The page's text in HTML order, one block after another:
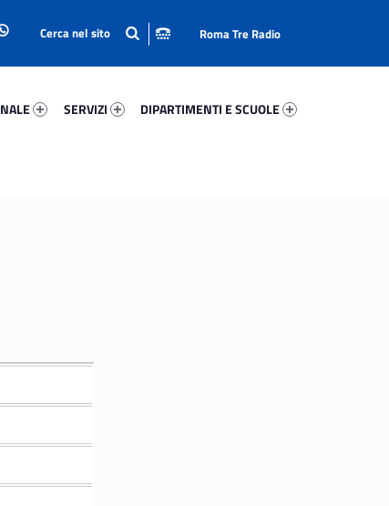
SERVIZI
DIPARTIMENTI E SCUOLE
Roma Tre Radio